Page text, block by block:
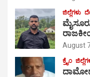
ಜಿಲ್ಲೆಗಳು
August
ಕ್ರೈಂ